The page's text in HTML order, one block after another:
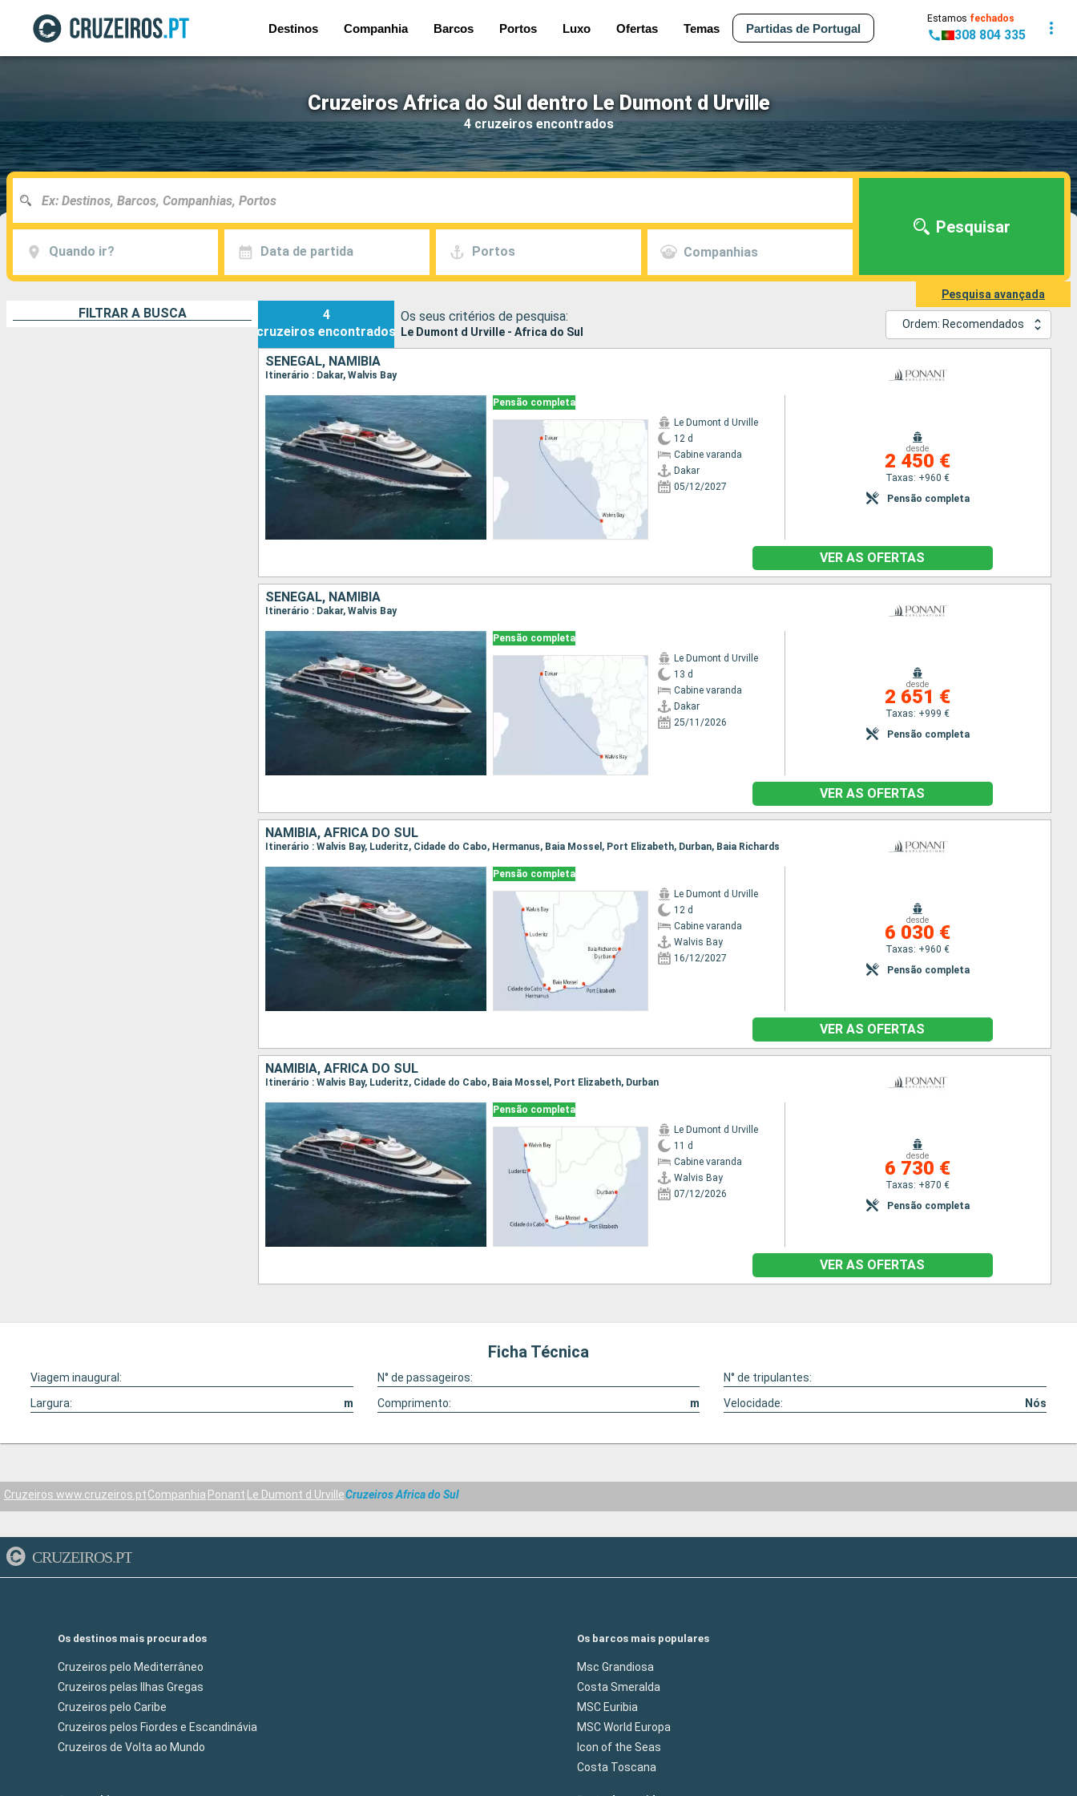
Destinos Companhia Barcos Portos Luxo Ofertas Temas Partidas de Portugal
Estamos fechados
308 804 335
Cruzeiros Africa do Sul dentro Le Dumont d Urville
4 cruzeiros encontrados
Quando ir? Data de partida Portos Companhias
Pesquisar
Pesquisa avançada
FILTRAR A BUSCA
4
cruzeiros encontrados
Os seus critérios de pesquisa:
Le Dumont d Urville - Africa do Sul
Ordem: Recomendados
SENEGAL, NAMÍBIA
Itinerário : Dakar, Walvis Bay
Pensão completa
Le Dumont d Urville
12 d
Cabine varanda
Dakar
05/12/2027
desde
2 450 €
Taxas: +960 €
Pensão completa
VER AS OFERTAS
SENEGAL, NAMÍBIA
Itinerário : Dakar, Walvis Bay
Pensão completa
Le Dumont d Urville
13 d
Cabine varanda
Dakar
25/11/2026
desde
2 651 €
Taxas: +999 €
Pensão completa
VER AS OFERTAS
NAMÍBIA, AFRICA DO SUL
Itinerário : Walvis Bay, Luderitz, Cidade do Cabo, Hermanus, Baia Mossel, Port Elizabeth, Durban, Baia Richards
Pensão completa
Le Dumont d Urville
12 d
Cabine varanda
Walvis Bay
16/12/2027
desde
6 030 €
Taxas: +960 €
Pensão completa
VER AS OFERTAS
NAMÍBIA, AFRICA DO SUL
Itinerário : Walvis Bay, Luderitz, Cidade do Cabo, Baia Mossel, Port Elizabeth, Durban
Pensão completa
Le Dumont d Urville
11 d
Cabine varanda
Walvis Bay
07/12/2026
desde
6 730 €
Taxas: +870 €
Pensão completa
VER AS OFERTAS
Ficha Técnica
Viagem inaugural: N° de passageiros:
N° de tripulantes:
Largura:
m Comprimento: m Velocidade: Nós
Cruzeiros www.cruzeiros.ptCompanhia Ponant Le Dumont d UrvilleCruzeiros Africa do Sul
CRUZEIROS.PT
Os destinos mais procurados
Cruzeiros pelo Mediterrâneo
Cruzeiros pelas Ilhas Gregas
Cruzeiros pelo Caribe
Cruzeiros pelos Fiordes e Escandinávia
Cruzeiros de Volta ao Mundo
Os barcos mais populares
Msc Grandiosa
Costa Smeralda
MSC Euribia
MSC World Europa
Icon of the Seas
Costa Toscana